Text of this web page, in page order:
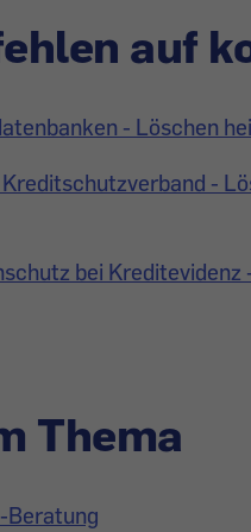
auf
- Löschen
Kreditschutzverband -
bei
Thema
Beratung